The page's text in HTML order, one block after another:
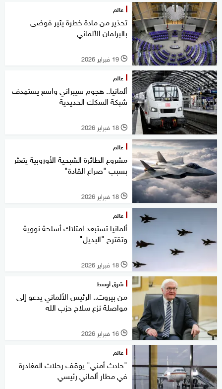
عالم
تحذير من مادة خطرة يثير فوضى
بالبرلمان الألماني
l 19 فبراير 2026
عالم
ألمانيا.. هجوم سيبراني واسع يستهدف
شبكة السكك الحديدية
l 18 فبراير 2026
عالم
مشروع الطائرة الشبحية الأوروبية يتعثر
بسبب "صراع القادة"
l 18 فبراير 2026
عالم
ألمانيا تستبعد امتلاك أسلحة نووية
وتقترح "البديل"
l 18 فبراير 2026
شرق أوسط
من بيروت.. الرئيس الألماني يدعو إلى
مواصلة نزع سلاح حزب الله
l 16 فبراير 2026
عالم
"حادث أمني" يوقف رحلات المغادرة
في مطار ألماني رئيسي